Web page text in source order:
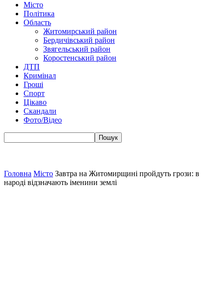
Місто
Політика
Область
Житомирський район
Бердичівський район
Звягельський район
Коростенський район
ДТП
Кримінал
Гроші
Спорт
Цікаво
Скандали
Фото/Відео
Головна Місто Завтра на Житомирщині пройдуть грози: в
народі відзначають іменини землі